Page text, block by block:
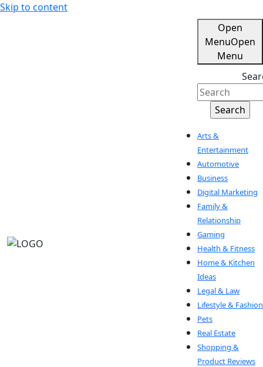
Skip to content
Open
MenuOpen
Menu
Arts &
Entertainment
Automotive
Business
Digital Marketing
Family &
Relationship
Gaming
Health & Fitness
Home & Kitchen
Ideas
Legal & Law
Lifestyle & Fashion
Pets
Real Estate
Shopping &
Product Reviews